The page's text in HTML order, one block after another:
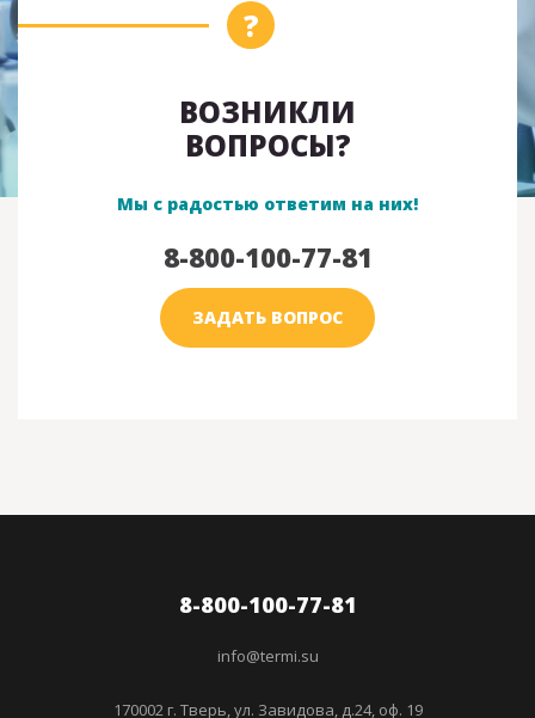
ВОЗНИКЛИ
ВОПРОСЫ?
Мы с радостью ответим на них!
8-800-100-77-81
ЗАДАТЬ ВОПРОС
8-800-100-77-81
info@termi.su
170002 г. Тверь, ул. Завидова, д.24, оф. 19